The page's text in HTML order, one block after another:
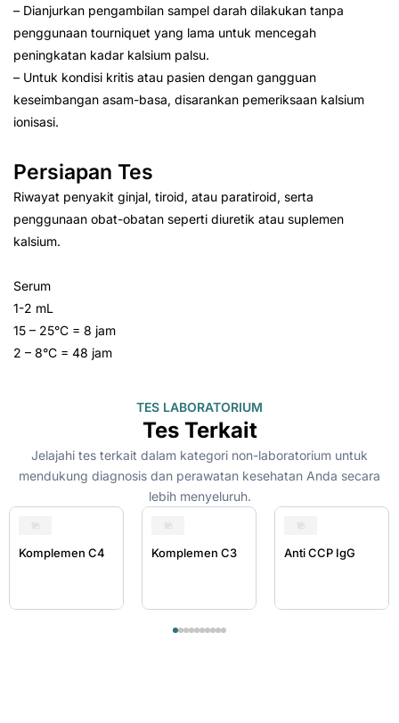
– Dianjurkan pengambilan sampel darah dilakukan tanpa
penggunaan tourniquet yang lama untuk mencegah
peningkatan kadar kalsium palsu.
– Untuk kondisi kritis atau pasien dengan gangguan
keseimbangan asam-basa, disarankan pemeriksaan kalsium
ionisasi.
Persiapan Tes
Riwayat penyakit ginjal, tiroid, atau paratiroid, serta
penggunaan obat-obatan seperti diuretik atau suplemen
kalsium.
Serum
1-2 mL
15 – 25°C = 8 jam
2 – 8°C = 48 jam
TES LABORATORIUM
Tes Terkait
Jelajahi tes terkait dalam kategori non-laboratorium untuk
mendukung diagnosis dan perawatan kesehatan Anda secara
lebih menyeluruh.
Komplemen C4 Komplemen C3 Anti CCP IgG